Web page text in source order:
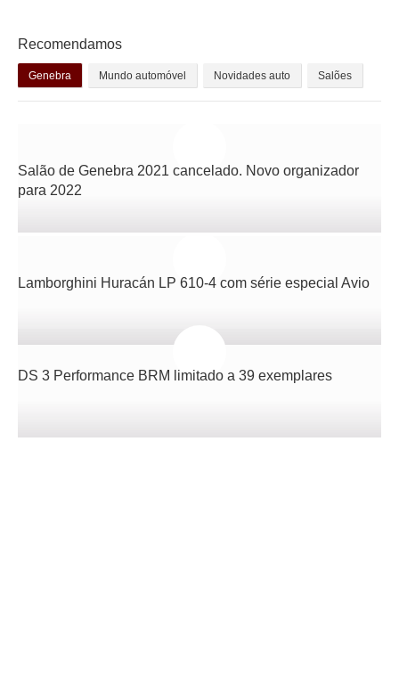
Recomendamos
Genebra Mundo automóvel Novidades auto Salões
Salão de Genebra 2021 cancelado. Novo organizador
para 2022
Lamborghini Huracán LP 610-4 com série especial Avio
DS 3 Performance BRM limitado a 39 exemplares